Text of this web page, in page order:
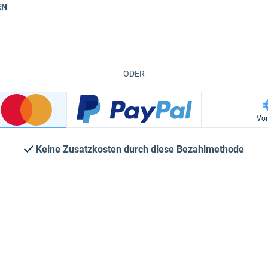
ODER
Keine Zusatzkosten durch diese Bezahlmethode